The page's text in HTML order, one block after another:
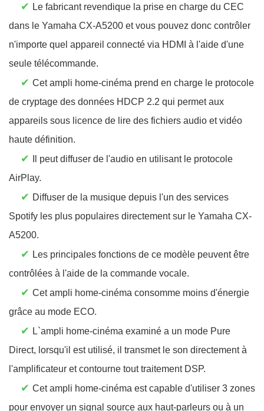
✔ Le fabricant revendique la prise en charge du CEC
dans le Yamaha CX-A5200 et vous pouvez donc contrôler
n'importe quel appareil connecté via HDMI à l'aide d'une
seule télécommande.
✔ Cet ampli home-cinéma prend en charge le protocole
de cryptage des données HDCP 2.2 qui permet aux
appareils sous licence de lire des fichiers audio et vidéo
haute définition.
✔
Il peut diffuser de l'audio en utilisant le protocole
AirPlay.
✔ Diffuser de la musique depuis l'un des services
Spotify les plus populaires directement sur le Yamaha CX-
A5200.
✔ Les principales fonctions de ce modèle peuvent être
contrôlées à l'aide de la commande vocale.
✔ Cet ampli home-cinéma consomme moins d'énergie
grâce au mode ECO.
✔ L`ampli home-cinéma examiné a un mode Pure
Direct, lorsqu'il est utilisé, il transmet le son directement à
l'amplificateur et contourne tout traitement DSP.
✔ Cet ampli home-cinéma est capable d'utiliser 3 zones
pour envoyer un signal source aux haut-parleurs ou à un